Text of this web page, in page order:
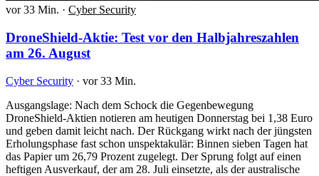
vor 33 Min. · Cyber Security
DroneShield-Aktie: Test vor den Halbjahreszahlen
am 26. August
Cyber Security · vor 33 Min.
Ausgangslage: Nach dem Schock die Gegenbewegung
DroneShield-Aktien notieren am heutigen Donnerstag bei 1,38 Euro
und geben damit leicht nach. Der Rückgang wirkt nach der jüngsten
Erholungsphase fast schon unspektakulär: Binnen sieben Tagen hat
das Papier um 26,79 Prozent zugelegt. Der Sprung folgt auf einen
heftigen Ausverkauf, der am 28. Juli einsetzte, als der australische